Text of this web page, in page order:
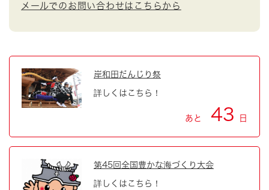
メールでのお問い合わせはこちらから
岸和田だんじり祭
詳しくはこちら！
あと 43 日
第45回全国豊かな海づくり大会
詳しくはこちら！